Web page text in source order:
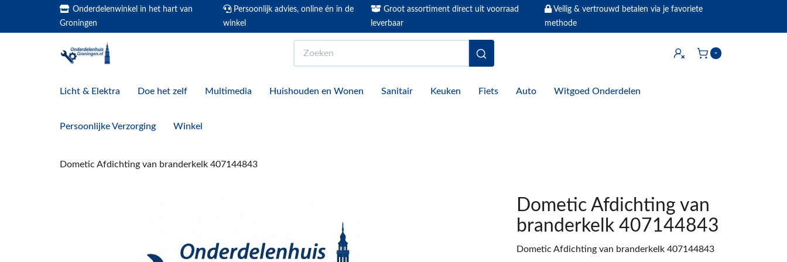
Onderdelenwinkel in het hart van
Groningen
Persoonlijk advies, online én in de
winkel
Groot assortiment direct uit voorraad
leverbaar
Veilig & vertrouwd betalen via je favoriete
methode
Inloggen -
Licht & Elektra Doe het zelf Multimedia Huishouden en Wonen Sanitair Keuken Fiets Auto Witgoed Onderdelen
Persoonlijke Verzorging Winkel
Dometic Afdichting van branderkelk 407144843
Dometic Afdichting van
branderkelk 407144843
Dometic Afdichting van branderkelk 407144843